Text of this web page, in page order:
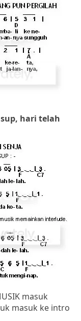
hari telah
masuk
masuk ke intro